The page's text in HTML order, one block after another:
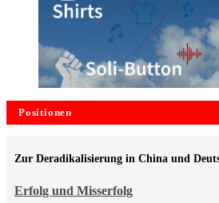
Positionen
Erfolg und Misserfolg
Zur Deradikalisierung in China und